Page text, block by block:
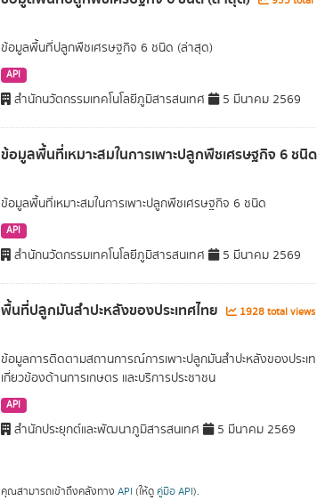
ข้อมูลพื้นที่ปลูกพืชเศรษฐกิจ 6 ชนิด (ล่าสุด)
API
สำนักนวัตกรรมเทคโนโลยีภูมิสารสนเทศ 5 มีนาคม 2569
ข้อมูลพื้นที่เหมาะสมในการเพาะปลูกพืชเศรษฐกิจ 6 ชนิด
ข้อมูลพื้นที่เหมาะสมในการเพาะปลูกพืชเศรษฐกิจ 6 ชนิด
API
สำนักนวัตกรรมเทคโนโลยีภูมิสารสนเทศ 5 มีนาคม 2569
พื้นที่ปลูกมันสำปะหลังของประเทศไทย 1928 total views
ข้อมูลการติดตามสถานการณ์การเพาะปลูกมันสำปะหลังของประเ
เกี่ยวข้องด้านการเกษตร และบริการประชาชน
API
สำนักประยุกต์และพัฒนาภูมิสารสนเทศ 5 มีนาคม 2569
คุณสามารถเข้าถึงคลังทาง API (ให้ดู คู่มือ API).